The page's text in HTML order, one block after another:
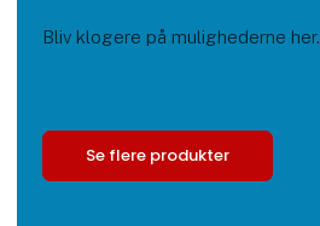
Bliv klogere på mulighederne her.
Se flere produkter